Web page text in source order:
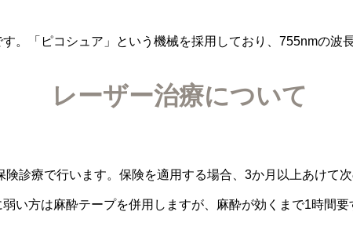
。「ピコシュア」という機械を採用しており、755nmの波
レーザー治療について
診療で行います。保険を適用する場合、3か月以上あけて
い方は麻酔テープを併用しますが、麻酔が効くまで1時間